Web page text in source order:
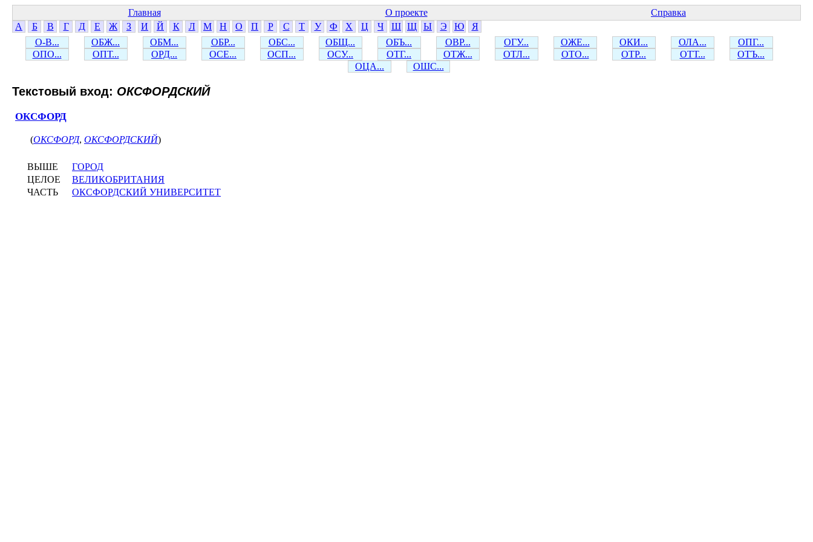
Главная О проекте
Справка
А
Б В Г Д Е Ж З И Й К Л М Н О П Р С Т У Ф Х Ц Ч Ш Щ Ы Э Ю
Я
О-В...
ОБЖ... ОБМ... ОБР... ОБС... ОБЩ... ОБЪ... ОВР... ОГУ... ОЖЕ... ОКИ... ОЛА...
ОПГ...
ОПО...
ОПТ... ОРД... ОСЕ... ОСП... ОСУ... ОТГ... ОТЖ... ОТЛ... ОТО... ОТР... ОТТ...
ОТЪ...
ОЦА...
ОШС...
Текстовый вход: ОКСФОРДСКИЙ
ОКСФОРД
(ОКСФОРД, ОКСФОРДСКИЙ)
ВЫШЕ
ГОРОД
ЦЕЛОЕ
ВЕЛИКОБРИТАНИЯ
ЧАСТЬ
ОКСФОРДСКИЙ УНИВЕРСИТЕТ